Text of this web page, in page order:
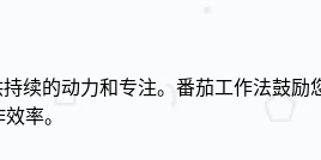
续的动力和专注。番茄工作法鼓
率。